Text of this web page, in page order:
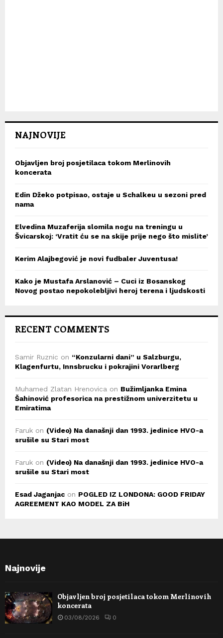
NAJNOVIJE
Objavljen broj posjetilaca tokom Merlinovih
koncerata
Edin Džeko potpisao, ostaje u Schalkeu u sezoni pred
nama
Elvedina Muzaferija slomila nogu na treningu u
Švicarskoj: ‘Vratit ću se na skije prije nego što mislite’
Kerim Alajbegović je novi fudbaler Juventusa!
Kako je Mustafa Arslanović – Cuci iz Bosanskog
Novog postao nepokolebljivi heroj terena i ljudskosti
RECENT COMMENTS
Samir Ruznic on “Konzularni dani” u Salzburgu,
Klagenfurtu, Innsbrucku i pokrajini Vorarlberg
Muhamed Zlatan Hrenovica on Bužimljanka Emina
Šahinović profesorica na prestižnom univerzitetu u
Emiratima
Faruk on (Video) Na današnji dan 1993. jedinice HVO-a
srušile su Stari most
Faruk on (Video) Na današnji dan 1993. jedinice HVO-a
srušile su Stari most
Esad Jaganjac on POGLED IZ LONDONA: GOOD FRIDAY
AGREEMENT KAO MODEL ZA BiH
Najnovije
Objavljen broj posjetilaca tokom Merlinovih
koncerata
03/08/2026 0